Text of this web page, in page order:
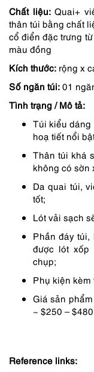
Chất liệu:Quai+
thân túi bằng chất
cổ điển đặc trưng
màu đồng
Kích thước: rộng x
Số ngăn túi: 01
Tình trạng / Mô tả:
Túi kiểu dáng
hoạ tiết nổi
Thân túi khá
không có sờn
Da quai túi,
tốt;
Lót vải sạch
Phần đáy túi,
được lót xốp
chụp;
Phụ kiện
Giá sản
~ $250 –
Reference links: